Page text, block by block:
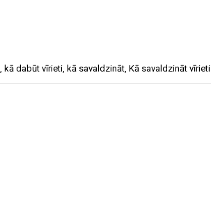
kā dabūt vīrieti kā savaldzināt Kā savaldzināt vīrieti